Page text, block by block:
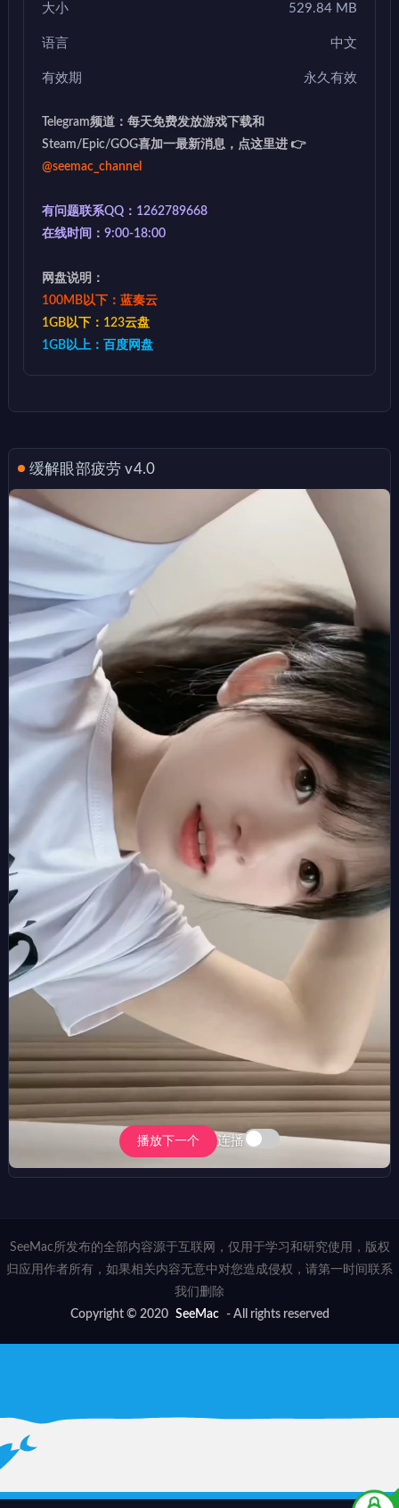
大小 529.84 MB
语言 中文
有效期 永久有效
Telegram频道：每天免费发放游戏下载和
Steam/Epic/GOG喜加一最新消息，点这里进 👉
@seemac_channel
有问题联系QQ：1262789668
在线时间：9:00-18:00
网盘说明：
100MB以下：蓝奏云
1GB以下：123云盘
1GB以上：百度网盘
缓解眼部疲劳 v4.0
播放下一个 连播
SeeMac所发布的全部内容源于互联网，仅用于学习和研究使用，版权
归应用作者所有，如果相关内容无意中对您造成侵权，请第一时间联系
我们删除
Copyright © 2020 SeeMac - All rights reserved